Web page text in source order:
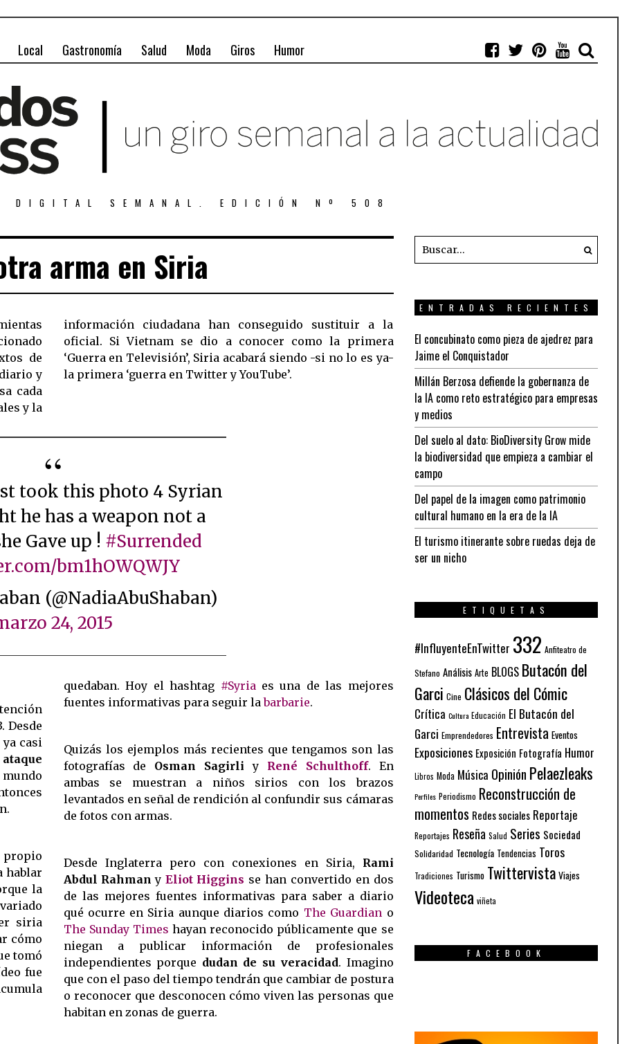
Local Gastronomía Salud Moda Giros Humor
DIGITAL SEMANAL. EDICIÓN Nº 508
arma en Siria
de
y
cada
y la
a la
es ya-
la primera ‘guerra en Twitter y YouTube’.
he has a weapon not a
Gave up ! #Surrended
bm1hOWQWJY
(@NadiaAbuShaban)
24, 2015
Desde
casi
ataque
hablar
la
siria
cómo
tomó
fue
quedaban. Hoy el hashtag #Syria es una de las mejores
fuentes informativas para seguir labarbarie.
Quizás los ejemplos más recientes que tengamos son las
fotografías de Osman Sagirli y René Schulthoff. En
ambas se muestran a niños sirios con los brazos
levantados en señal de rendición al confundir sus cámaras
de fotos con armas.
Desde Inglaterra pero con conexiones en Siria, Rami
Abdul Rahman y Eliot Higgins se han convertido en dos
de las mejores fuentes informativas para saber a diario
qué ocurre en Siria aunque diarios como The Guardian o
The Sunday Times hayan reconocido públicamente que se
niegan a publicar información de profesionales
independientes porque dudan de su veracidad. Imagino
que con el paso del tiempo tendrán que cambiar de postura
o reconocer que desconocen cómo viven las personas que
habitan en zonas de guerra.
ENTRADAS RECIENTES
El concubinato como pieza de ajedrez para
Jaime el Conquistador
Millán Berzosa defiende la gobernanza de
la IA como reto estratégico para empresas
y medios
Del suelo al dato: BioDiversity Grow mide
la biodiversidad que empieza a cambiar el
campo
Del papel de la imagen como patrimonio
cultural humano en la era de la IA
El turismo itinerante sobre ruedas deja de
ser un nicho
ETIQUETAS
#InfluyenteEnTwitter 332 Anfiteatro de
Stefano Análisis Arte BLOGS Butacón del
Garci Cine Clásicos del Cómic
Crítica Cultura Educación El Butacón del
Garci Emprendedores Entrevista Eventos
Exposiciones Exposición Fotografía Humor
Libros Moda Música Opinión Pelaezleaks
Perfiles Periodismo Reconstrucción de
momentos Redes sociales Reportaje
Reportajes Reseña Salud Series Sociedad
Solidaridad Tecnología Tendencias Toros
Tradiciones Turismo Twittervista Viajes
Videoteca viñeta
FACEBOOK